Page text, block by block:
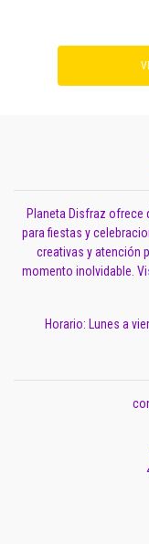
Planeta Disfraz ofrece
para fiestas y
creativas y atención
momento inolvidable.
Horario: Lunes a